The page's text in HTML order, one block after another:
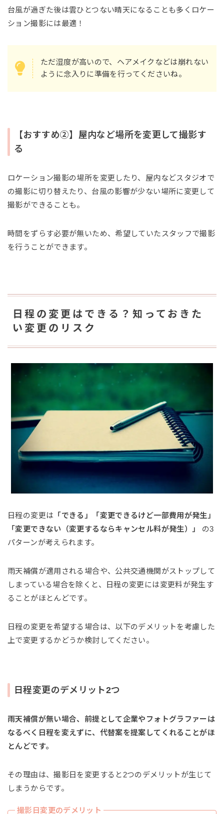
台風が過ぎた後は雲ひとつない晴天になることも多くロケー
ション撮影には最適！
ただ湿度が高いので、ヘアメイクなどは崩れない
ように念入りに準備を行ってくださいね。
【おすすめ②】屋内など場所を変更して撮影す
る
ロケーション撮影の場所を変更したり、屋内などスタジオで
の撮影に切り替えたり、台風の影響が少ない場所に変更して
撮影ができることも。
時間をずらす必要が無いため、希望していたスタッフで撮影
を行うことができます。
日程の変更はできる？知っておきた
い変更のリスク
日程の変更は 「できる」「変更できるけど一部費用が発生」
「変更できない（変更するならキャンセル料が発生）」
の3
パターンが考えられます。
雨天補償が適用される場合や、公共交通機関がストップして
しまっている場合を除くと、日程の変更には変更料が発生す
ることがほとんどです。
日程の変更を希望する場合は、以下のデメリットを考慮した
上で変更するかどうか検討してください。
日程変更のデメリット2つ
雨天補償が無い場合、前提として企業やフォトグラファーは
なるべく日程を変えずに、代替案を提案してくれることがほ
とんどです。
その理由は、撮影日を変更すると2つのデメリットが生じて
しまうからです。
撮影日変更のデメリット